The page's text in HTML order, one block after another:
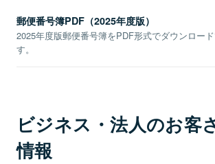
郵便番号簿PDF（2025年度版）
2025年度版郵便番号簿をPDF形式でダウンロー
す。
ビジネス・法人のお客
情報